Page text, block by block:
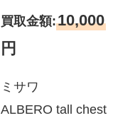
買取金額:10,000
円
ミサワ
ALBERO tall chest